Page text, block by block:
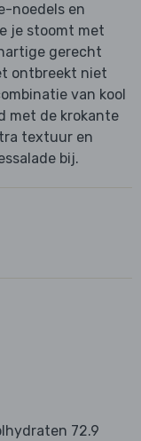
noedels en
je stoomt met
gerecht
ontbreekt niet
van kool
met de krokante
textuur en
bij.
72.9